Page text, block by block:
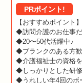
PRポイント!
【おすすめポイント】
◆訪問介護のお仕事
◆20〜50代活躍中♪
◆ブランクのある方
◆介護福祉士の資格
◆しっかりとした研
◆うれしい年4回のボ